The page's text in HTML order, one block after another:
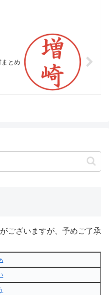
とめ
ございますが、予めご了承